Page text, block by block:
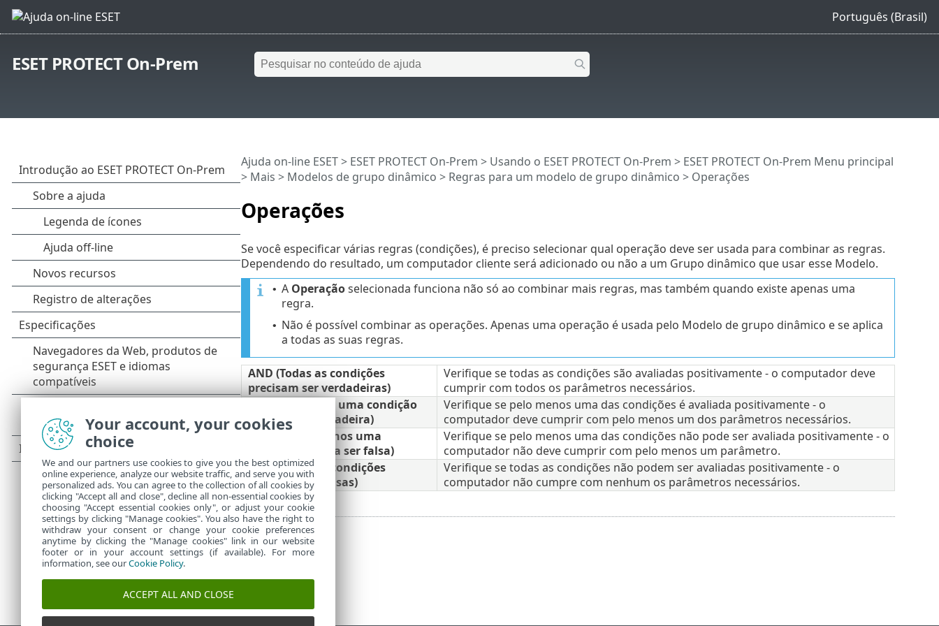
Português (Brasil)
ESET PROTECT On-Prem
Operações
Ajuda on-line ESET> ESET PROTECT On-Prem > Usando o ESET PROTECT On-Prem > ESET PROTECT On-Prem Menu principal
> Mais > Modelos de grupo dinâmico > Regras para um modelo de grupo dinâmico > Operações
Se você especificar várias regras (condições), é preciso selecionar qual operação deve ser usada para combinar as regras.
Dependendo do resultado, um computador cliente será adicionado ou não a um Grupo dinâmico que usar esse Modelo.
• A Operaçãoselecionada funciona não só ao combinar mais regras, mas também quando existe apenas uma
regra.
• Não é possível combinar as operações. Apenas uma operação é usada pelo Modelo de grupo dinâmico e se aplica
a todas as suas regras.
AND (Todas as condições
precisam ser verdadeiras)
Verifique se todas as condições são avaliadas positivamente - o computador deve
cumprir com todos os parâmetros necessários.
OR (Pelo menos uma condição
precisa ser verdadeira)
Verifique se pelo menos uma das condições é avaliada positivamente - o
computador deve cumprir com pelo menos um dos parâmetros necessários.
NAND (Pelo menos uma
condição precisa ser falsa)
Verifique se pelo menos uma das condições não pode ser avaliada positivamente - o
computador não deve cumprir com pelo menos um parâmetro.
NOR (Todas as condições
precisam ser falsas)
Verifique se todas as condições não podem ser avaliadas positivamente - o
computador não cumpre com nenhum os parâmetros necessários.
Your account, your cookies
choice
We and our partners use cookies to give you the best optimized
online experience, analyze our website traffic, and serve you with
personalized ads. You can agree to the collection of all cookies by
clicking "Accept all and close", decline all non-essential cookies by
choosing "Accept essential cookies only", or adjust your cookie
settings by clicking "Manage cookies". You also have the right to
withdraw your consent or change your cookie preferences
anytime by clicking the "Manage cookies" link in our website
footer or in your account settings (if available). For more
information, see ourCookie Policy.
ACCEPT ALL AND CLOSE